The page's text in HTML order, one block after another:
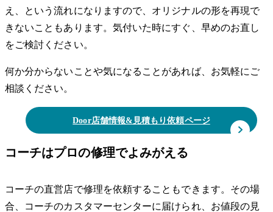
え、という流れになりますので、オリジナルの形を再現で
きないこともあります。気付いた時にすぐ、早めのお直し
をご検討ください。
何か分からないことや気になることがあれば、お気軽にご
相談ください。
Door店舗情報&見積もり依頼ページ
コーチはプロの修理でよみがえる
コーチの直営店で修理を依頼することもできます。その場
合、コーチのカスタマーセンターに届けられ、お値段の見